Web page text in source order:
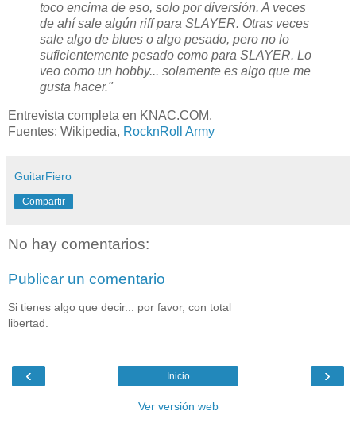
toco encima de eso, solo por diversión. A veces
de ahí sale algún riff para SLAYER. Otras veces
sale algo de blues o algo pesado, pero no lo
suficientemente pesado como para SLAYER. Lo
veo como un hobby... solamente es algo que me
gusta hacer."
Entrevista completa en KNAC.COM.
Fuentes: Wikipedia, RocknRoll Army
GuitarFiero
Compartir
No hay comentarios:
Publicar un comentario
Si tienes algo que decir... por favor, con total
libertad.
‹ ›
Inicio
Ver versión web